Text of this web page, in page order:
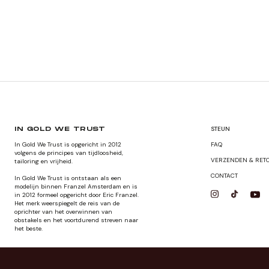
IN GOLD WE TRUST
In Gold We Trust is opgericht in 2012
volgens de principes van tijdloosheid,
tailoring en vrijheid.
In Gold We Trust is ontstaan als een
modelijn binnen Franzel Amsterdam en is
in 2012 formeel opgericht door Eric Franzel.
Het merk weerspiegelt de reis van de
oprichter van het overwinnen van
obstakels en het voortdurend streven naar
het beste.
STEUN
FAQ
VERZENDEN &
CONTACT